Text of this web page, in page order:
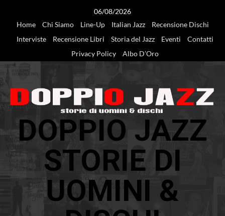
06/08/2026
Home
Chi Siamo Line-Up Italian Jazz
Recensione Dischi
Interviste
Recensione Libri Storia del Jazz Eventi
Contatti
Privacy Policy
Albo D’Oro
DOPPIO JAZZ
STORIE DI
UOMINI &